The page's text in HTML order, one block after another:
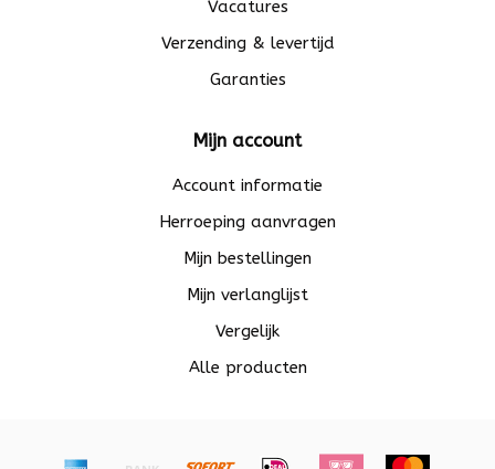
Vacatures
Verzending & levertijd
Garanties
Mijn account
Account informatie
Herroeping aanvragen
Mijn bestellingen
Mijn verlanglijst
Vergelijk
Alle producten